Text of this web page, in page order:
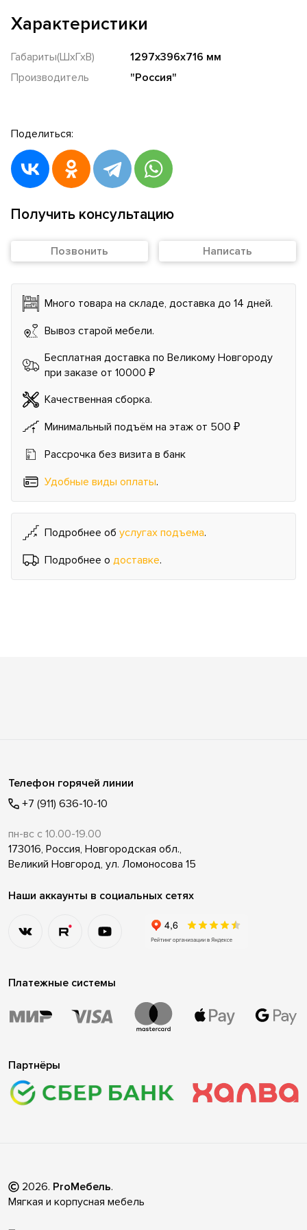
Характеристики
Габариты(ШхГхВ)
1297х396х716 мм
Производитель
"Россия"
Поделиться:
Получить консультацию
Позвонить Написать
Много товара на складе, доставка до 14 дней.
Вывоз старой мебели.
Бесплатная доставка по Великому Новгороду
при заказе от 10000 ₽
Качественная сборка.
Минимальный подъём на этаж от 500 ₽
Рассрочка без визита в банк
Удобные виды оплаты.
Подробнее об услугах подъема.
Подробнее о доставке.
Телефон горячей линии
+7 (911) 636-10-10
пн-вс с 10.00-19.00
173016, Россия, Новгородская обл.,
Великий Новгород, ул. Ломоносова 15
Наши аккаунты в социальных сетях
Платежные системы
Партнёры
2026. ProМебель.
Мягкая и корпусная мебель